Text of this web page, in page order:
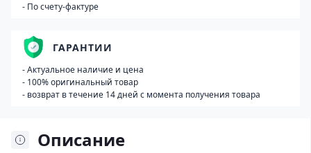
Описание
- По счету-фактуре
ГАРАНТИИ
- Актуальное наличие и цена
- 100% оригинальный товар
- возврат в течение 14 дней с момента получения товара